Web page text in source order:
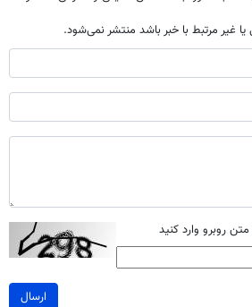
یا غیر مرتبط با خبر باشد منتشر نمی‌شود.
روبرو وارد کنید
ارسال